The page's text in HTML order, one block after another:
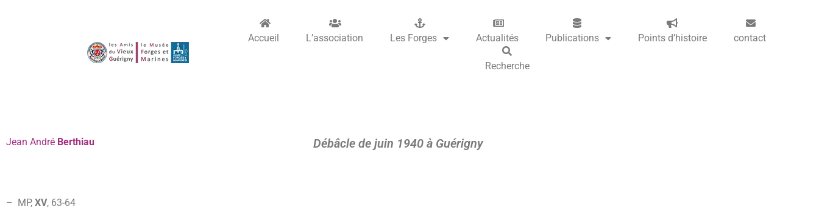
Accueil L’association Les Forges Actualités Publications Points d’histoire contact
Recherche
Jean André Berthiau Débâcle de juin 1940 à Guérigny
– MP, XV, 63-64